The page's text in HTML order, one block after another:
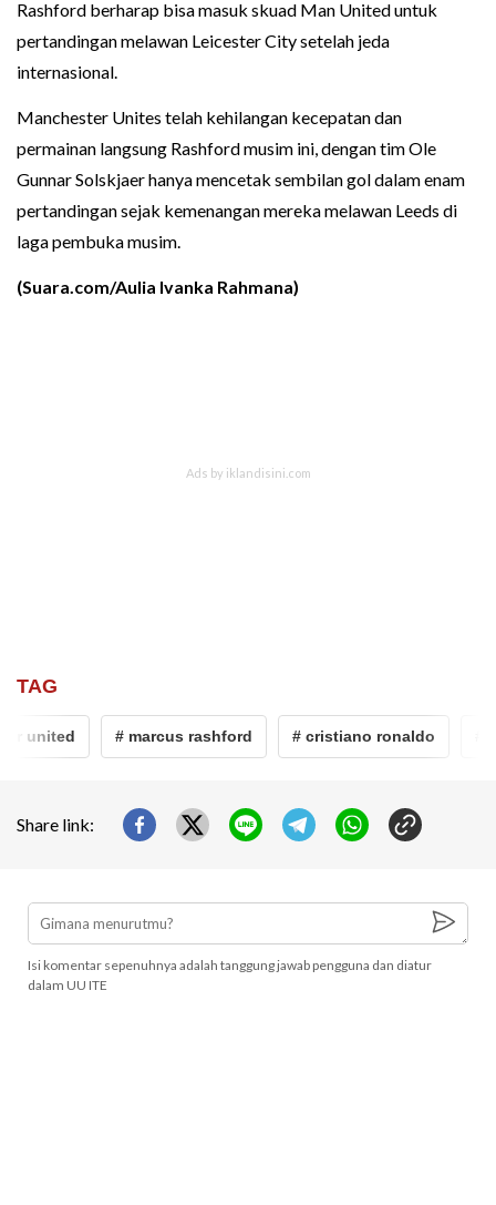
Rashford berharap bisa masuk skuad Man United untuk
pertandingan melawan Leicester City setelah jeda
internasional.
Manchester Unites telah kehilangan kecepatan dan
permainan langsung Rashford musim ini, dengan tim Ole
Gunnar Solskjaer hanya mencetak sembilan gol dalam enam
pertandingan sejak kemenangan mereka melawan Leeds di
laga pembuka musim.
(Suara.com/Aulia Ivanka Rahmana)
TAG
united # marcus rashford # cristiano ronaldo
Share link:
Isi komentar sepenuhnya adalah tanggung jawab pengguna dan diatur
dalam UU ITE